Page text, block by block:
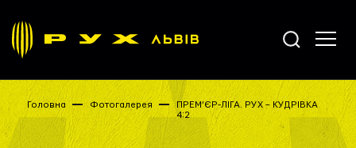
Головна Фотогалерея
ПРЕМ’ЄР-ЛІГА. РУХ – КУДРІВКА
4:2